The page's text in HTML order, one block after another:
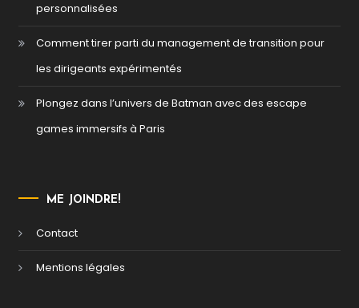
personnalisées
Comment tirer parti du management de transition pour
les dirigeants expérimentés
Plongez dans l’univers de Batman avec des escape
games immersifs à Paris
ME JOINDRE!
Contact
Mentions légales